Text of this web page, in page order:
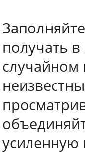
получать
случайном
усиленную